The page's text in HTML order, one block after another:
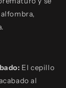
El cepillo
al